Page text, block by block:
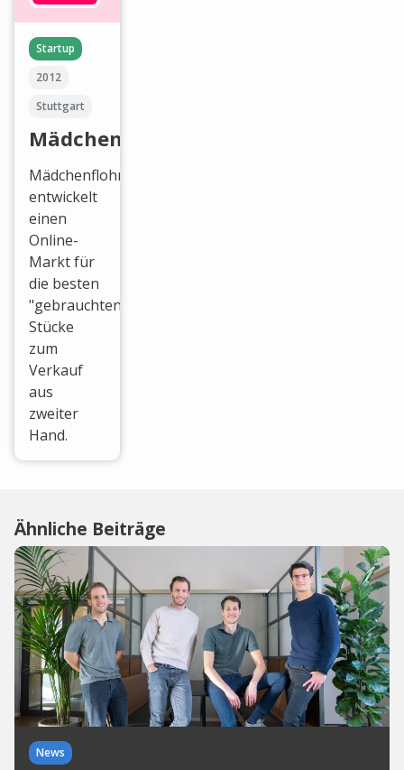
Startup
2012
Stuttgart
Mädchenflohmarkt
Mädchenflohmarkt
entwickelt
einen
Online-
Markt für
die besten
"gebrauchten"
Stücke
zum
Verkauf
aus
zweiter
Hand.
Ähnliche Beiträge
News